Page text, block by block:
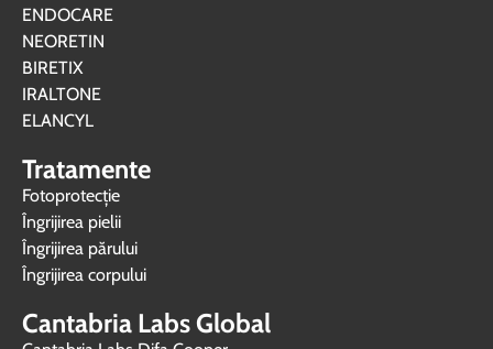
ENDOCARE
NEORETIN
BIRETIX
IRALTONE
ELANCYL
Tratamente
Fotoprotecție
Îngrijirea pielii
Îngrijirea părului
Îngrijirea corpului
Cantabria Labs Global